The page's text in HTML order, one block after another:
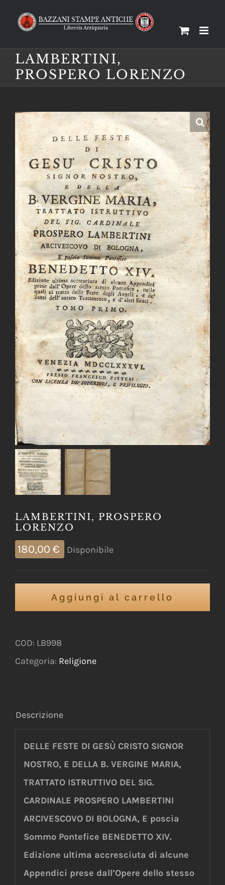
LAMBERTINI,
PROSPERO LORENZO
LAMBERTINI, PROSPERO
LORENZO
180,00 € Disponibile
Aggiungi al carrello
COD: LB998
Categoria: Religione
Descrizione
DELLE FESTE DI GESÙ CRISTO SIGNOR
NOSTRO, E DELLA B. VERGINE MARIA,
TRATTATO ISTRUTTIVO DEL SIG.
CARDINALE PROSPERO LAMBERTINI
ARCIVESCOVO DI BOLOGNA, E poscia
Sommo Pontefice BENEDETTO XIV.
Edizione ultima accresciuta di alcune
Appendici prese dall’Opere dello stesso